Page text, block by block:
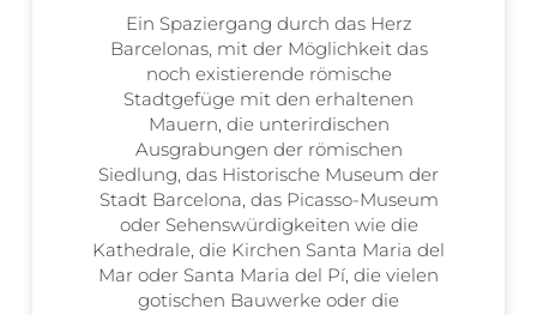
Ein Spaziergang durch das Herz
Barcelonas, mit der Möglichkeit das
noch existierende römische
Stadtgefüge mit den erhaltenen
Mauern, die unterirdischen
Ausgrabungen der römischen
Siedlung, das Historische Museum der
Stadt Barcelona, das Picasso-Museum
oder Sehenswürdigkeiten wie die
Kathedrale, die Kirchen Santa Maria del
Mar oder Santa Maria del Pí, die vielen
gotischen Bauwerke oder die